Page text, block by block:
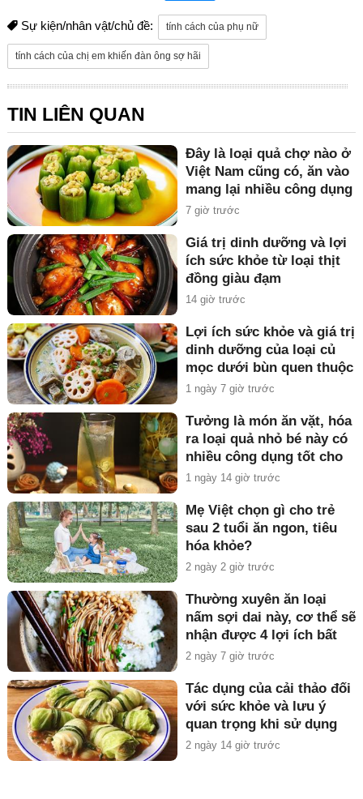
Sự kiện/nhân vật/chủ đề: tính cách của phụ nữ
tính cách của chị em khiến đàn ông sợ hãi
TIN LIÊN QUAN
Đây là loại quả chợ nào ở
Việt Nam cũng có, ăn vào
mang lại nhiều công dụng
bất ngờ
7 giờ trước
Giá trị dinh dưỡng và lợi
ích sức khỏe từ loại thịt
đồng giàu đạm
14 giờ trước
Lợi ích sức khỏe và giá trị
dinh dưỡng của loại củ
mọc dưới bùn quen thuộc
1 ngày 7 giờ trước
Tưởng là món ăn vặt, hóa
ra loại quả nhỏ bé này có
nhiều công dụng tốt cho
sức khỏe
1 ngày 14 giờ trước
Mẹ Việt chọn gì cho trẻ
sau 2 tuổi ăn ngon, tiêu
hóa khỏe?
2 ngày 2 giờ trước
Thường xuyên ăn loại
nấm sợi dai này, cơ thể sẽ
nhận được 4 lợi ích bất
ngờ!
2 ngày 7 giờ trước
Tác dụng của cải thảo đối
với sức khỏe và lưu ý
quan trọng khi sử dụng
2 ngày 14 giờ trước